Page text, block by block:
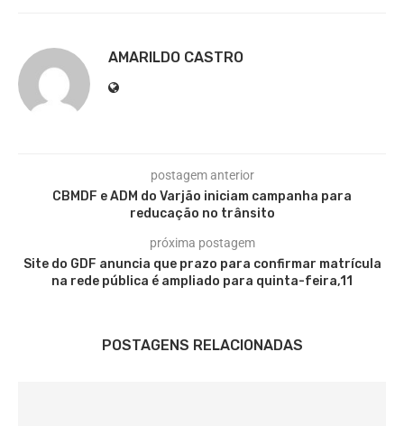
AMARILDO CASTRO
postagem anterior
CBMDF e ADM do Varjão iniciam campanha para
reducação no trânsito
próxima postagem
Site do GDF anuncia que prazo para confirmar matrícula
na rede pública é ampliado para quinta-feira,11
POSTAGENS RELACIONADAS